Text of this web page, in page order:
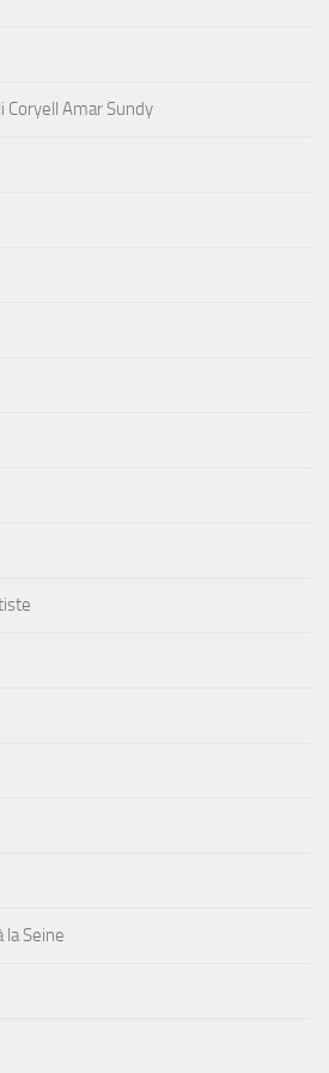
Coryell Amar Sundy
la Seine